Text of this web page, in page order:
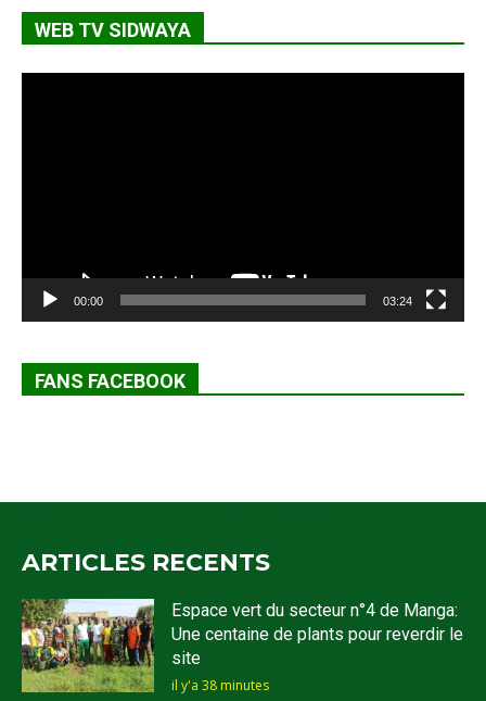
WEB TV SIDWAYA
00:00 03:24
FANS FACEBOOK
ARTICLES RECENTS
Espace vert du secteur n°4 de Manga:
Une centaine de plants pour reverdir le
site
il y'a 38 minutes